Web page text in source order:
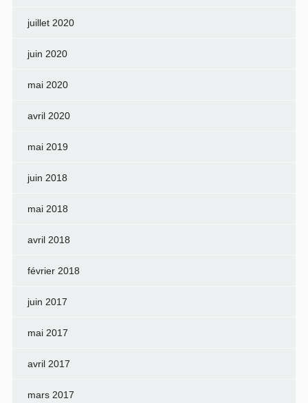
juillet 2020
juin 2020
mai 2020
avril 2020
mai 2019
juin 2018
mai 2018
avril 2018
février 2018
juin 2017
mai 2017
avril 2017
mars 2017